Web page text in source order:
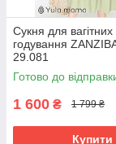
Сукня для вагітних
годування
29.081
Готово до
1 600 ₴ 1 799 ₴
Купити